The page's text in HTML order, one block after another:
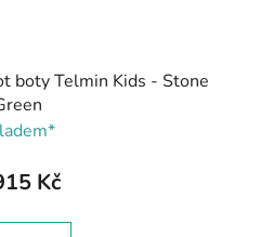
boty Telmin Kids - Stone
Kč